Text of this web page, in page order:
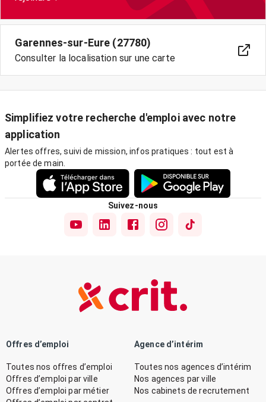
Garennes-sur-Eure (27780)
Consulter la localisation sur une carte
Simplifiez votre recherche d'emploi avec notre
application
Alertes offres, suivi de mission, infos pratiques : tout est à
portée de main.
Suivez-nous
Offres d’emploi
Toutes nos offres d’emploi
Offres d’emploi par ville
Offres d’emploi par métier
Agence d’intérim
Toutes nos agences d’intérim
Nos agences par ville
Nos cabinets de recrutement